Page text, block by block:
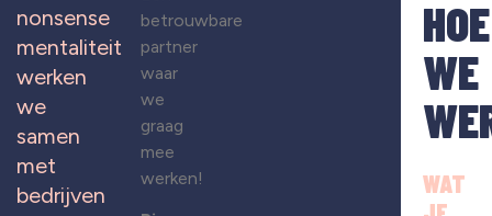
nonsense
mentaliteit
werken
we
samen
met
bedrijven
betrouwbare
partner
waar
we
graag
mee
werken!
HOE
WE
WAT